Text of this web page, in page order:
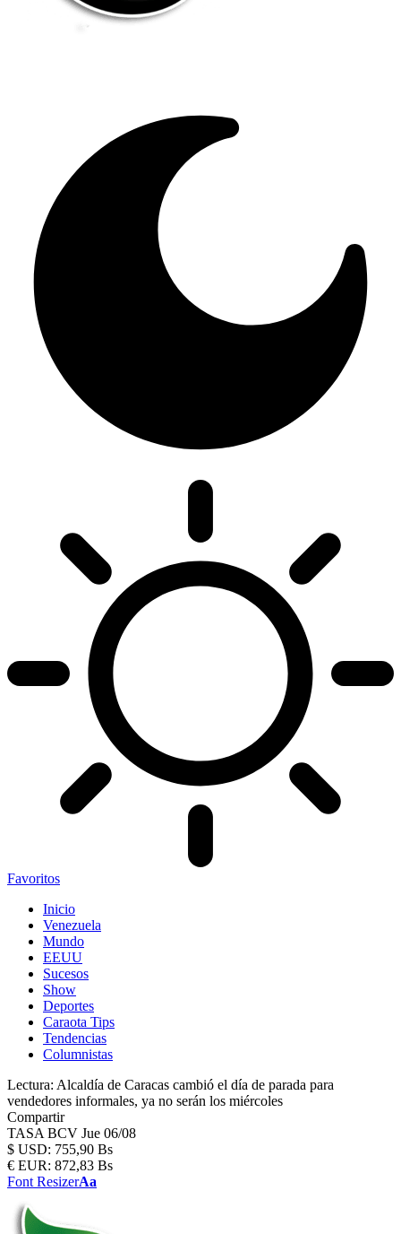
Favoritos
Inicio
Venezuela
Mundo
EEUU
Sucesos
Show
Deportes
Caraota Tips
Tendencias
Columnistas
Lectura: Alcaldía de Caracas cambió el día de parada para
vendedores informales, ya no serán los miércoles
Compartir
TASA BCV Jue 06/08
$ USD: 755,90 Bs
€ EUR: 872,83 Bs
Font ResizerAa